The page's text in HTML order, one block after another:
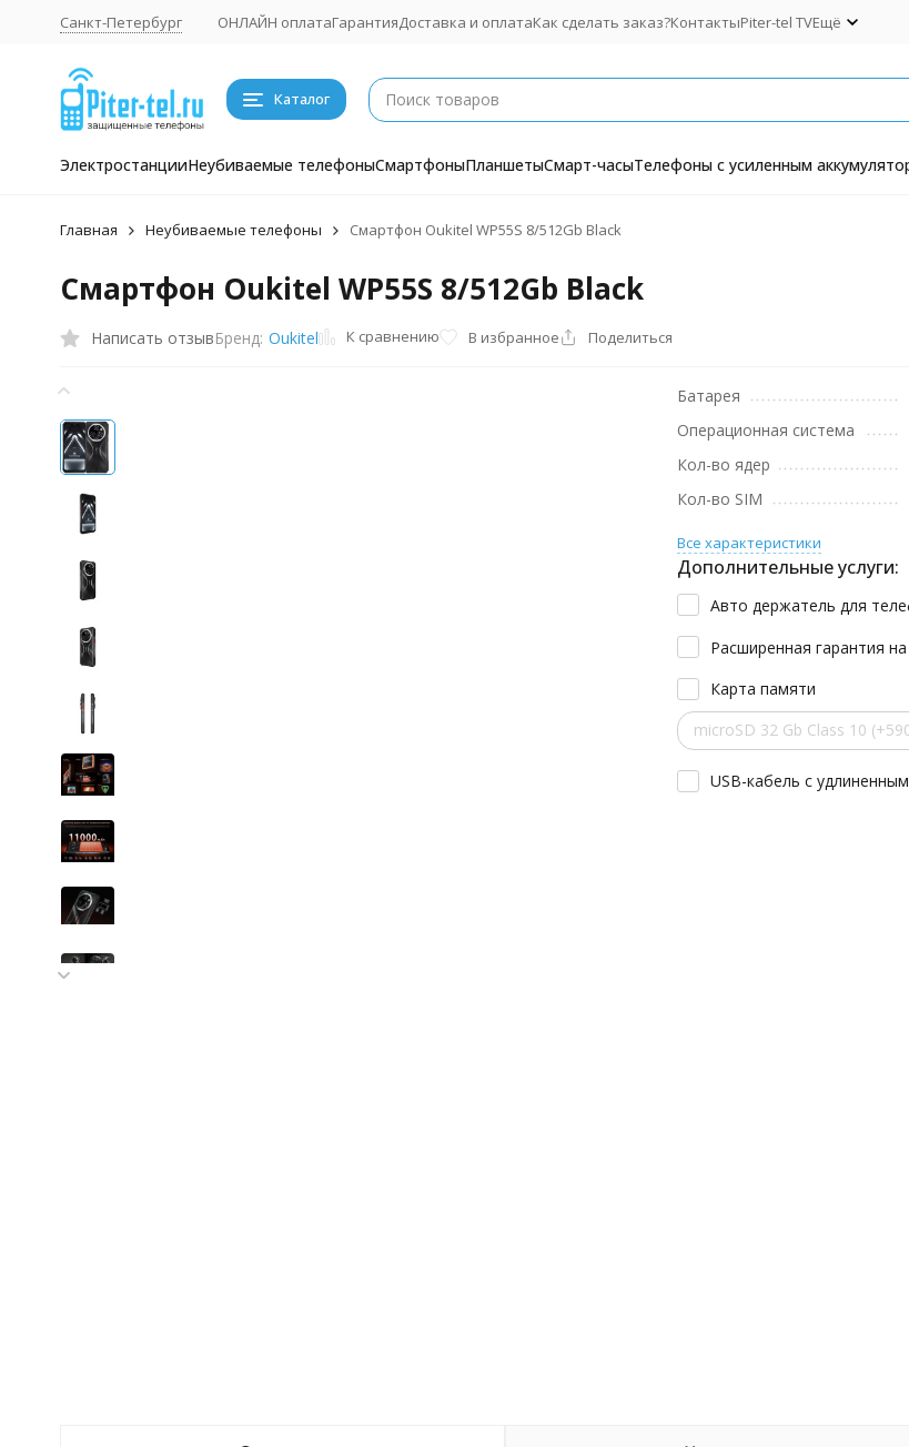
Санкт-Петербург ОНЛАЙН оплатаГарантияДоставка и оплатаКак сделать заказ?КонтактыPiter-tel TVЕщё
Каталог
ЭлектростанцииНеубиваемые телефоныСмартфоныПланшетыСмарт-часыТелефоны с усиленным
Главная Неубиваемые телефоны Смартфон Oukitel WP55S 8/512Gb Black
Смартфон Oukitel WP55S 8/512Gb Black
Написать отзывБренд: Oukitel К сравнению В избранное Поделиться
Батарея
Операционная система
Кол-во ядер
Кол-во SIM
Все характеристики
Дополнительные услуги:
Авто держатель для
Расширенная гарантия
Карта памяти
microSD 32 Gb Class 10
USB-кабель с